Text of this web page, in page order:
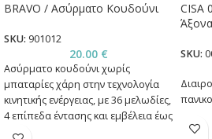
BRAVO / Ασύρματο Κουδούνι
SKU: 901012
20.00 €
Ασύρματο κουδούνιχωρίς
μπαταρίεςχάρη στηντεχνολογία
κινητικής ενέργειας, με36μελωδίες,
4 επίπεδα έντασης και εμβέλεια έως
100m.
CISA
SKU: